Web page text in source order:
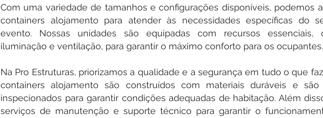
Com uma variedade de tamanhos e configurações disponíveis, podemos
containers alojamento para atender às necessidades específicas do
evento. Nossas unidades são equipadas com recursos essenciais,
iluminação e ventilação, para garantir o máximo conforto para os ocupantes.
Na Pro Estruturas, priorizamos a qualidade e a segurança em tudo o que
containers alojamento são construídos com materiais duráveis e são
inspecionados para garantir condições adequadas de habitação. Além
serviços de manutenção e suporte técnico para garantir o